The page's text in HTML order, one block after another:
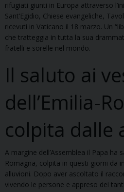
rifugiati giunti in Europa attraverso
Sant’Egidio, Chiese evangeliche,
ricevuti in Vaticano il 18 marzo. Un
che tratteggia in tutta la sua
fratelli e sorelle nel mondo.
Il saluto ai
dell’Emilia-
colpita dalle
A margine dell’Assemblea il Papa ha
Romagna, colpita in questi giorni da
alluvioni. Dopo aver ascoltato il
vivendo le persone e appreso dei